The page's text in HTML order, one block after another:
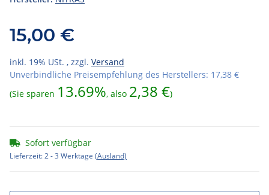
15,00 €
inkl. 19% USt. , zzgl. Versand
Unverbindliche Preisempfehlung des Herstellers: 17,38 €
(Sie sparen 13.69%, also 2,38 €)
Sofort verfügbar
Lieferzeit:2 - 3 Werktage (Ausland)